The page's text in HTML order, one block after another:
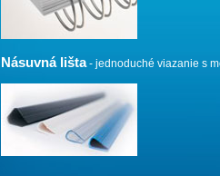
Násuvná lišta- jednoduché viazanie s